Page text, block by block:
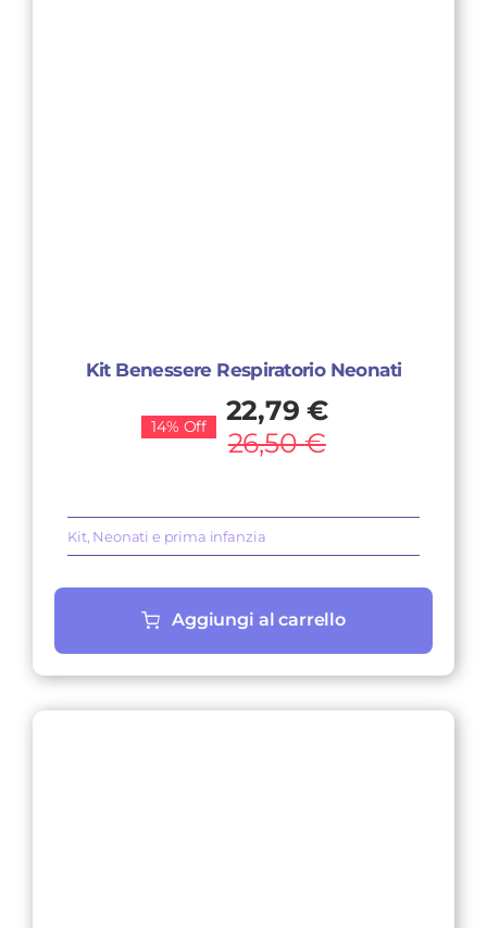
Kit Benessere Respiratorio Neonati
26,50€
Il
prezzo
22,79€
Il
prezzo
14% Off
Kit, Neonati e prima infanzia
Aggiungi al carrello